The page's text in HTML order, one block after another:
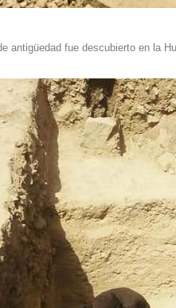
antigüedad fue descubierto en la